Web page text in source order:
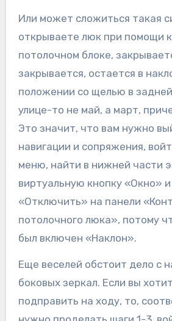
Или может сложиться такая
открываете люк при помощи
потолочном блоке,
закрывается, остается в
положении со щелью в
улице-то не май, а март,
Это значит, что вам нужно
навигации и сопряжения,
меню, найти в нижней части
виртуальную кнопку «Окно»
«Отключить» на панели
потолочного люка», потому
был включен «Наклон».
Еще веселей обстоит дело с
боковых зеркал. Если вы
подправить на ходу, то,